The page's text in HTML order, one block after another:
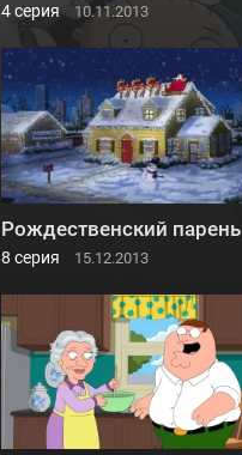
4 серия 10.11.2013
Рождественский парень
8 серия 15.12.2013